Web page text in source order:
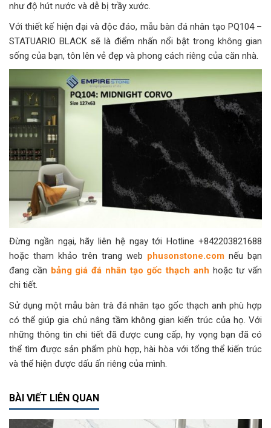
như độ hút nước và dễ bị trầy xước.
Với thiết kế hiện đại và độc đáo, mẫu bàn đá nhân tạo PQ104 –
STATUARIO BLACK sẽ là điểm nhấn nổi bật trong không gian
sống của bạn, tôn lên vẻ đẹp và phong cách riêng của căn nhà.
Đừng ngần ngại, hãy liên hệ ngay tới Hotline +842203821688
hoặc tham khảo trên trang web phusonstone.com nếu bạn
đang cần bảng giá đá nhân tạo gốc thạch anh hoặc tư vấn
chi tiết.
Sử dụng một mẫu bàn trà đá nhân tạo gốc thạch anh phù hợp
có thể giúp gia chủ nâng tầm không gian kiến trúc của họ. Với
những thông tin chi tiết đã được cung cấp, hy vọng bạn đã có
thể tìm được sản phẩm phù hợp, hài hòa với tổng thể kiến trúc
và thể hiện được dấu ấn riêng của mình.
BÀI VIẾT LIÊN QUAN